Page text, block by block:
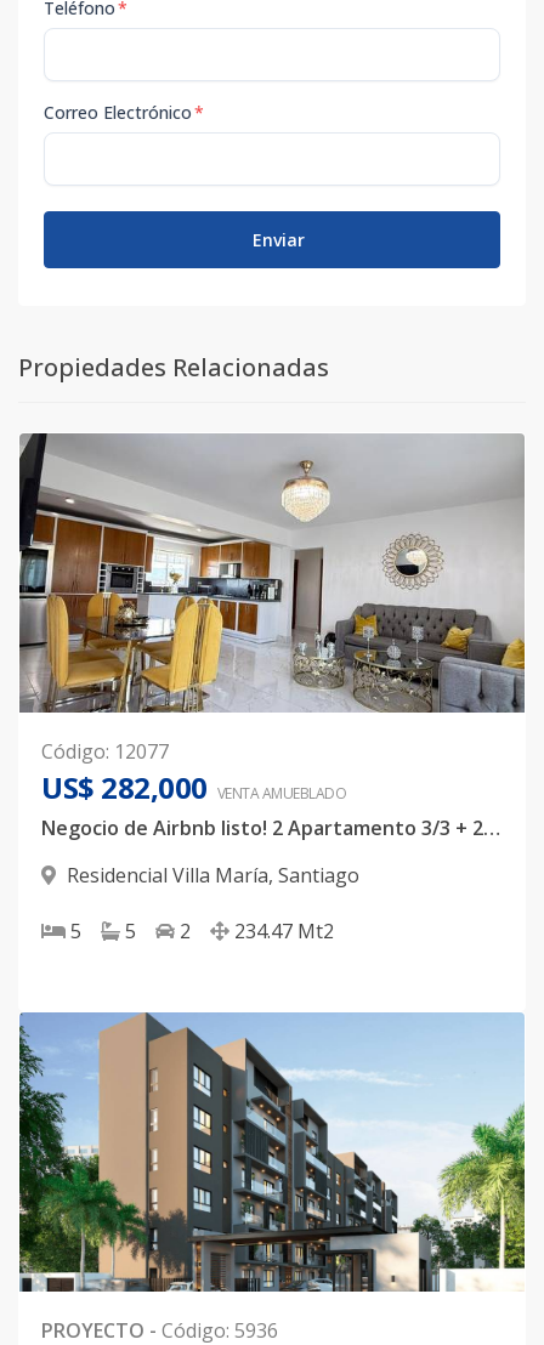
Teléfono*
Correo Electrónico*
Enviar
Propiedades Relacionadas
Código: 12077
US$ 282,000 VENTA AMUEBLADO
Negocio de Airbnb listo! 2 Apartamento 3/3 + 2/2, en Villa María, genera US$1,600.00 al mes
Residencial Villa María, Santiago
5 5 2 234.47 Mt2
PROYECTO - Código: 5936